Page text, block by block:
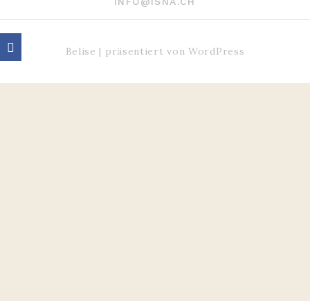
Belise | präsentiert vonWordPress